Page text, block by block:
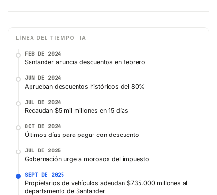
LÍNEA DEL TIEMPO · IA
FEB DE 2024
Santander anuncia descuentos en febrero
JUN DE 2024
Aprueban descuentos históricos del 80%
JUL DE 2024
Recaudan $5 mil millones en 15 días
OCT DE 2024
Últimos días para pagar con descuento
JUL DE 2025
Gobernación urge a morosos del impuesto
SEPT DE 2025
Propietarios de vehículos adeudan $735.000 millones al
departamento de Santander